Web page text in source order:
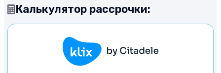
Калькулятор рассрочки: